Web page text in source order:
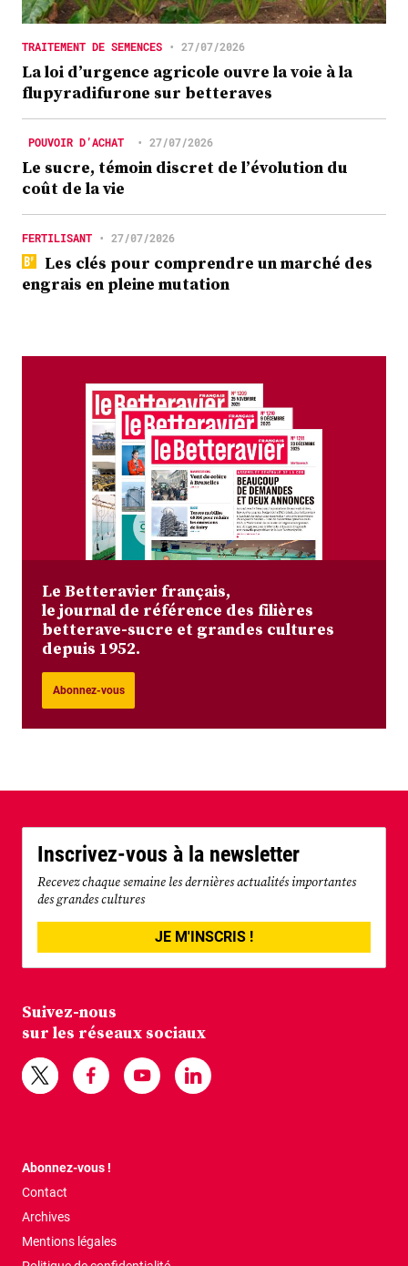
TRAITEMENT DE SEMENCES • 27/07/2026
La loi d’urgence agricole ouvre la voie à la
flupyradifurone sur betteraves
POUVOIR D’ACHAT • 27/07/2026
Le sucre, témoin discret de l’évolution du
coût de la vie
FERTILISANT • 27/07/2026
Les clés pour comprendre un marché des
engrais en pleine mutation
Le Betteravier français,
le journal de référence des filières
betterave-sucre et grandes cultures
depuis 1952.
Abonnez-vous
Inscrivez-vous à la newsletter
Recevez chaque semaine les dernières actualités importantes
des grandes cultures
JE M'INSCRIS !
Suivez-nous
sur les réseaux sociaux
Abonnez-vous !
Contact
Archives
Mentions légales